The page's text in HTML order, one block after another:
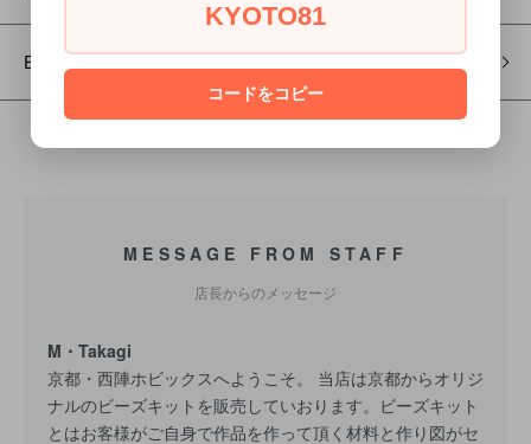
English instruction beads kit<作り方が英語表記のビーズキット>
MESSAGE FROM STAFF
店長からのメッセージ
M・Takagi
京都・西陣ホビックスへようこそ。 当店は京都からオリジ
ナルのビーズキットを販売していおります。ビーズキット
とはお客様がご自身で作品を作って頂く材料と作り図がセ
KYOTO81
コードをコピー